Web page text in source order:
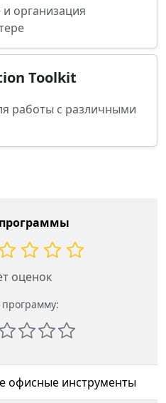
организация
Toolkit
работы с различными
оценок
офисные инструменты